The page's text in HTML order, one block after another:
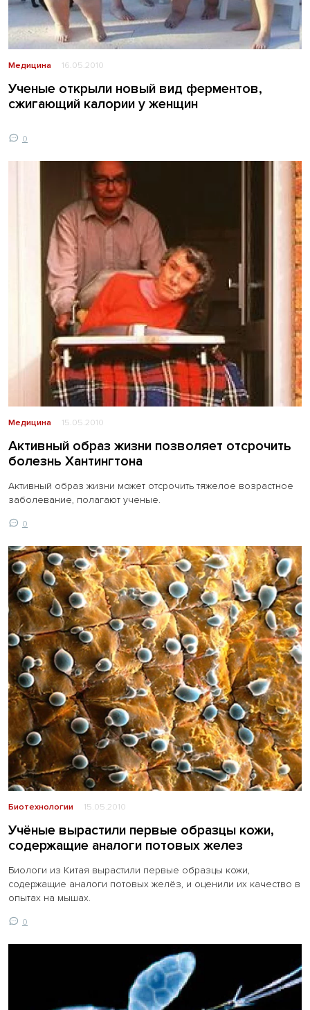
Медицина 16.05.2010
Ученые открыли новый вид ферментов,
сжигающий калории у женщин
0
Медицина 15.05.2010
Активный образ жизни позволяет отсрочить
болезнь Хантингтона
Активный образ жизни может отсрочить тяжелое возрастное
заболевание, полагают ученые.
0
Биотехнологии 15.05.2010
Учёные вырастили первые образцы кожи,
содержащие аналоги потовых желез
Биологи из Китая вырастили первые образцы кожи,
содержащие аналоги потовых желёз, и оценили их качество в
опытах на мышах.
0